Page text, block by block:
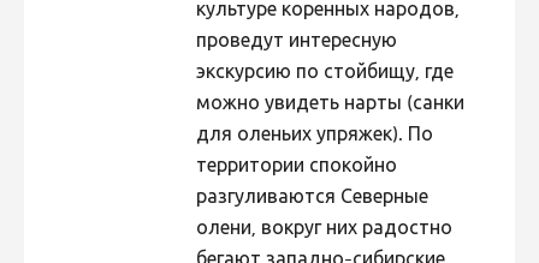
культуре коренных народов,
проведут интересную
экскурсию по стойбищу, где
можно увидеть нарты (санки
для оленьих упряжек). По
территории спокойно
разгуливаются Северные
олени, вокруг них радостно